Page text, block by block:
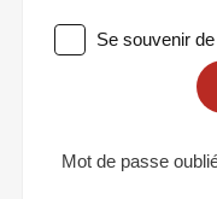
Se souvenir
Mot de passe